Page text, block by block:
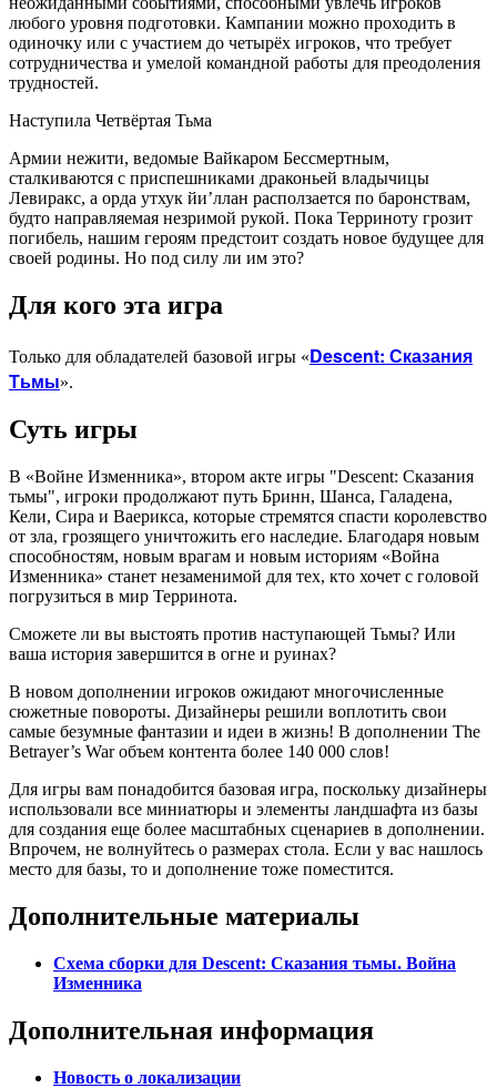
любого уровня подготовки. Кампании можно проходить в
одиночку или с участием до четырёх игроков, что требует
сотрудничества и умелой командной работы для преодоления
трудностей.
Наступила Четвёртая Тьма
Армии нежити, ведомые Вайкаром Бессмертным,
сталкиваются с приспешниками драконьей владычицы
Левиракс, а орда утхук йи’ллан расползается по баронствам,
будто направляемая незримой рукой. Пока Терриноту грозит
погибель, нашим героям предстоит создать новое будущее для
своей родины. Но под силу ли им это?
Для кого эта игра
Только для обладателей базовой игры «Descent: Сказания
Тьмы».
Суть игры
В «Войне Изменника», втором акте игры "Descent: Сказания
тьмы", игроки продолжают путь Бринн, Шанса, Галадена,
Кели, Сира и Ваерикса, которые стремятся спасти королевство
от зла, грозящего уничтожить его наследие. Благодаря новым
способностям, новым врагам и новым историям «Война
Изменника» станет незаменимой для тех, кто хочет с головой
погрузиться в мир Терринота.
Сможете ли вы выстоять против наступающей Тьмы? Или
ваша история завершится в огне и руинах?
В новом дополнении игроков ожидают многочисленные
сюжетные повороты. Дизайнеры решили воплотить свои
самые безумные фантазии и идеи в жизнь! В дополнении The
Betrayer’s War объем контента более 140 000 слов!
Для игры вам понадобится базовая игра, поскольку дизайнеры
использовали все миниатюры и элементы ландшафта из базы
для создания еще более масштабных сценариев в дополнении.
Впрочем, не волнуйтесь о размерах стола. Если у вас нашлось
место для базы, то и дополнение тоже поместится.
Дополнительные материалы
Схема сборки для Descent: Сказания тьмы. Война
Изменника
Дополнительная информация
Новость о локализации